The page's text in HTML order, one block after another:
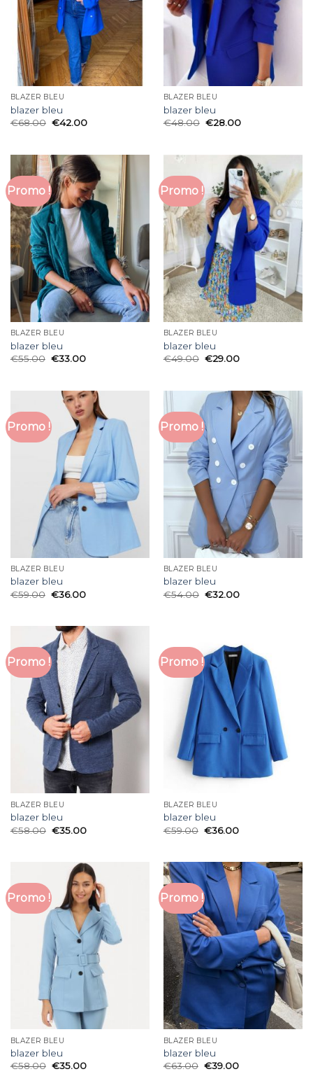
BLAZER BLEU
blazer bleu
€68.00 €42.00
BLAZER BLEU
blazer bleu
€48.00 €28.00
Promo !
BLAZER BLEU
blazer bleu
€55.00 €33.00
Promo !
BLAZER BLEU
blazer bleu
€49.00 €29.00
Promo !
BLAZER BLEU
blazer bleu
€59.00 €36.00
Promo !
BLAZER BLEU
blazer bleu
€54.00 €32.00
Promo !
BLAZER BLEU
blazer bleu
€58.00 €35.00
Promo !
BLAZER BLEU
blazer bleu
€59.00 €36.00
Promo !
BLAZER BLEU
blazer bleu
€58.00 €35.00
Promo !
BLAZER BLEU
blazer bleu
€63.00 €39.00